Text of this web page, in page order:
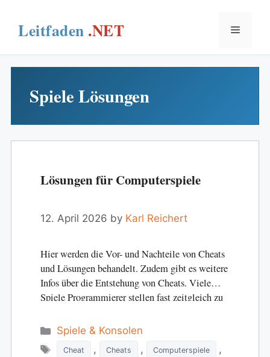
content
Menu
Spiele Lösungen
Lösungen für Computerspiele
12. April 2026 by Karl Reichert
Hier werden die Vor- und Nachteile von Cheats
und Lösungen behandelt. Zudem gibt es weitere
Infos über die Entstehung von Cheats. Viele
Spiele Programmierer stellen fast zeitgleich zu
Categories
Spiele & Konsolen
Tags
Cheat , Cheats , Computerspiele ,